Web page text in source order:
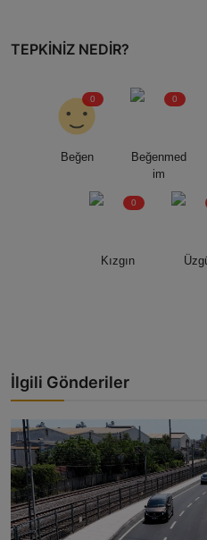
TEPKINIZ NEDIR?
Beğen
0
Beğenmed
im
0
Kızgın
0
İlgili Gönderiler